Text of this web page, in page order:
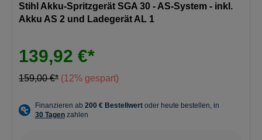
Stihl Akku-Spritzgerät SGA 30 - AS-System - inkl.
Akku AS 2 und Ladegerät AL 1
139,92 €*
159,00 €* (12% gespart)